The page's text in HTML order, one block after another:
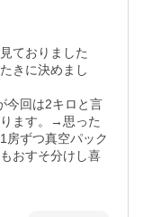
ておりました
きに決めまし
今回は2キロと言
ます。→思った
房ずつ真空パック
おすそ分けし喜